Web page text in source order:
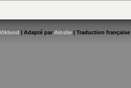
| Adapté par Ainslie | Traduction française